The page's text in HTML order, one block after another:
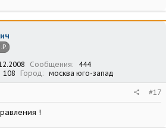
Сообщения
444
108 Город москва юго-запад
#17
!